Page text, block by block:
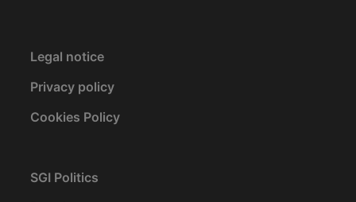
Legal notice
Privacy policy
Cookies Policy
SGI Politics